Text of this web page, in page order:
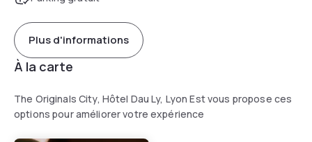
Plus d'informations
À la carte
The Originals City, Hôtel Dau Ly, Lyon Est vous propose ces
options pour améliorer votre expérience